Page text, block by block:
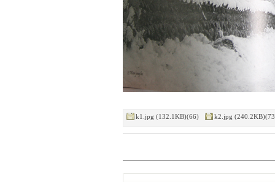
k1.jpg (132.1KB)(66) k2.jpg